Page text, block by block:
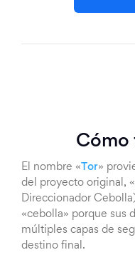
Cómo
El nombre « Tor»
del proyecto original,
Direccionador
«cebolla» porque sus
múltiples capas de
destino final.